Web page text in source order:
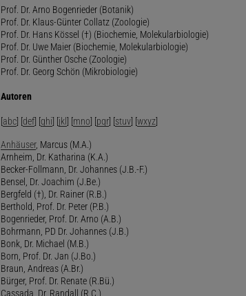
Prof. Dr. Arno Bogenrieder (Botanik)
Prof. Dr. Klaus-Günter Collatz (Zoologie)
Prof. Dr. Hans Kössel (†) (Biochemie, Molekularbiologie)
Prof. Dr. Uwe Maier (Biochemie, Molekularbiologie)
Prof. Dr. Günther Osche (Zoologie)
Prof. Dr. Georg Schön (Mikrobiologie)
Autoren
[abc] [def] [ghi] [jkl] [mno] [pqr] [stuv] [wxyz]
Anhäuser, Marcus (M.A.)
Arnheim, Dr. Katharina (K.A.)
Becker-Follmann, Dr. Johannes (J.B.-F.)
Bensel, Dr. Joachim (J.Be.)
Bergfeld (†), Dr. Rainer (R.B.)
Berthold, Prof. Dr. Peter (P.B.)
Bogenrieder, Prof. Dr. Arno (A.B.)
Bohrmann, PD Dr. Johannes (J.B.)
Bonk, Dr. Michael (M.B.)
Born, Prof. Dr. Jan (J.Bo.)
Braun, Andreas (A.Br.)
Bürger, Prof. Dr. Renate (R.Bü.)
Cassada, Dr. Randall (R.C.)